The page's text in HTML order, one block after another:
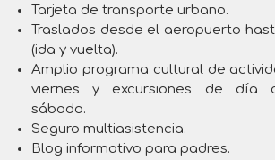
Tarjeta de transporte urbano.
Traslados desde el aeropuerto
(ida y vuelta).
Amplio programa cultural de
viernes y excursiones de día
sábado.
Seguro multiasistencia.
Blog informativo para padres.